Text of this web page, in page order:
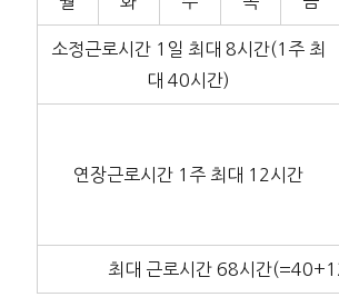
소정근로시간 1일 최대 8시간(1주 최
대 40시간)
연장근로시간 1주 최대 12시간
최대 근로시간 68시간